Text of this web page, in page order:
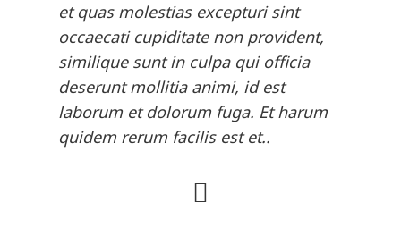
et quas molestias excepturi sint
occaecati cupiditate non provident,
similique sunt in culpa qui officia
deserunt mollitia animi, id est
laborum et dolorum fuga. Et harum
quidem rerum facilis est et..